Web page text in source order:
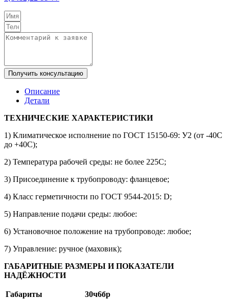
Получить консультацию
Описание
Детали
ТЕХНИЧЕСКИЕ ХАРАКТЕРИСТИКИ
1) Климатическое исполнение по ГОСТ 15150-69: У2 (от -40С
до +40С);
2) Температура рабочей среды: не более 225С;
3) Присоединение к трубопроводу: фланцевое;
4) Класс герметичности по ГОСТ 9544-2015: D;
5) Направление подачи среды: любое:
6) Установочное положение на трубопроводе: любое;
7) Управление: ручное (маховик);
ГАБАРИТНЫЕ РАЗМЕРЫ И ПОКАЗАТЕЛИ
НАДЁЖНОСТИ
Габариты 30ч6бр